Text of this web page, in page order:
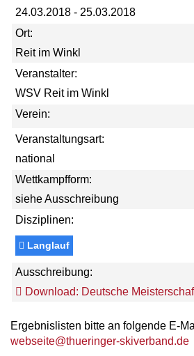
24.03.2018 - 25.03.2018
Ort:
Reit im Winkl
Veranstalter:
WSV Reit im Winkl
Verein:
Veranstaltungsart:
national
Wettkampfform:
siehe Ausschreibung
Disziplinen:
Langlauf
Ausschreibung:
Download: Deutsche
Ergebnislisten bitte an folgende E-
webseite@thueringer-skiverband.de